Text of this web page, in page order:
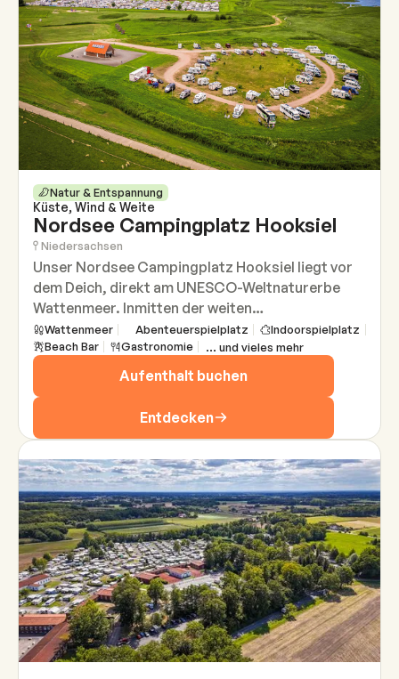
Küste, Wind & Weite
Natur & Entspannung
Nordsee Campingplatz Hooksiel
Niedersachsen
Unser Nordsee Campingplatz Hooksiel liegt vor
dem Deich, direkt am UNESCO-Weltnaturerbe
Wattenmeer. Inmitten der weiten
Küstenlandschaft im Friesländischen Wangerland
erwartet euch ein familienfreundlicher 4-Sterne-
Campingplatz mit modernen Einrichtungen,
großzügigen Stellplätzen, vielseitigem
Freizeitangebot und echter Nordseeluft. Ideal
für Familien, Ruhesuchende und Naturfreunde
Wattenmeer Abenteuerspielplatz
Indoorspielplatz
Beach Bar
Gastronomie ... und vieles mehr
Aufenthalt buchen
Entdecken